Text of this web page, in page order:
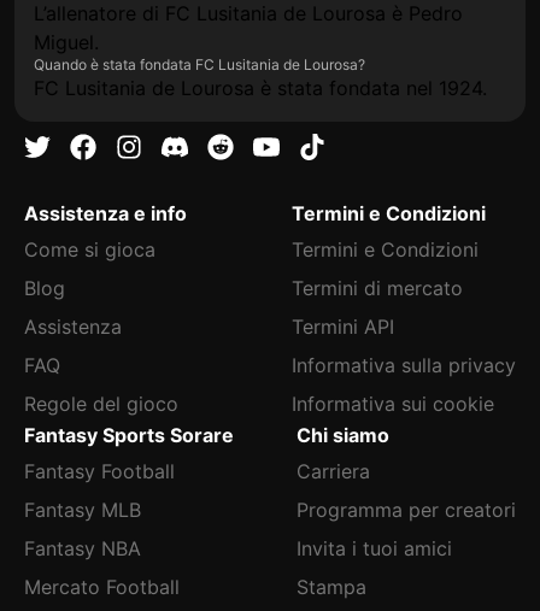
L’allenatore di FC Lusitania de Lourosa è Pedro
Miguel.
Quando è stata fondata FC Lusitania de Lourosa?
FC Lusitania de Lourosa è stata fondata nel 1924.
Assistenza e info
Come si gioca
Blog
Assistenza
FAQ
Regole del gioco
Termini e Condizioni
Termini e Condizioni
Termini di mercato
Termini API
Informativa sulla privacy
Informativa sui cookie
Fantasy Sports Sorare
Fantasy Football
Fantasy MLB
Fantasy NBA
Mercato Football
Chi siamo
Carriera
Programma per creatori
Invita i tuoi amici
Stampa